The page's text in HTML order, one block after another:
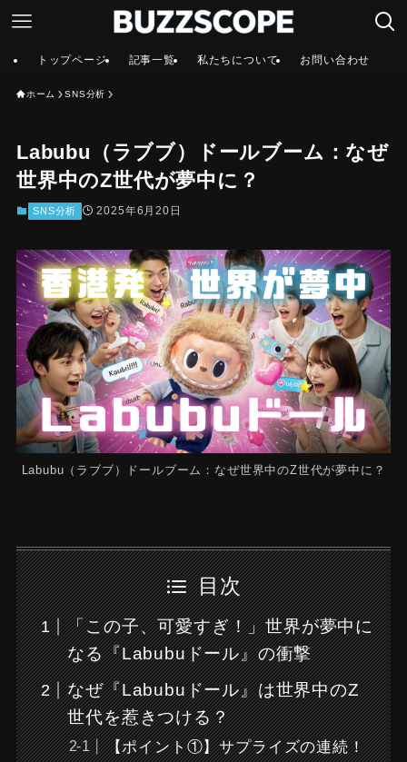
トップページ 記事一覧 私たちについて お問い合わせ
ホーム SNS分析
Labubu（ラブブ）ドールブーム：なぜ
世界中のZ世代が夢中に？
SNS分析 2025年6月20日
Labubu（ラブブ）ドールブーム：なぜ世界中のZ世代が夢中に？
目次
「この子、可愛すぎ！」世界が夢中に
なる『Labubuドール』の衝撃
なぜ『Labubuドール』は世界中のZ
世代を惹きつける？
【ポイント①】サプライズの連続！